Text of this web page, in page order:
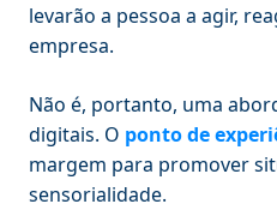
levarão a pessoa a agir,
empresa.
Não é, portanto, uma
digitais. O ponto de
margem para promover
sensorialidade.